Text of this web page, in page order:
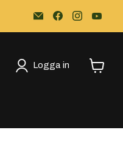
Email
Kayakstore.se
Logga in